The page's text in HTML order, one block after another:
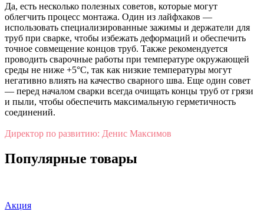
Да, есть несколько полезных советов, которые могут
облегчить процесс монтажа. Один из лайфхаков —
использовать специализированные зажимы и держатели для
труб при сварке, чтобы избежать деформаций и обеспечить
точное совмещение концов труб. Также рекомендуется
проводить сварочные работы при температуре окружающей
среды не ниже +5°C, так как низкие температуры могут
негативно влиять на качество сварного шва. Еще один совет
— перед началом сварки всегда очищать концы труб от грязи
и пыли, чтобы обеспечить максимальную герметичность
соединений.
Директор по развитию: Денис Максимов
Популярные товары
Акция